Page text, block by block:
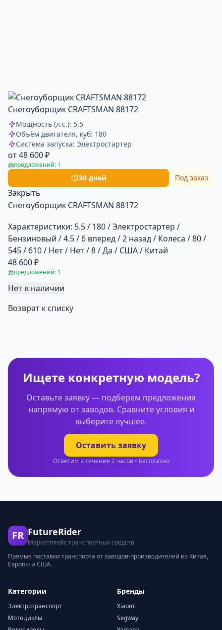
Снегоуборщик CRAFTSMAN 88172
Мощность (л.с.): 5.5
Объём двигателя, куб: 180
Система запуска: Электростартер
от 48 600 ₽
предложений: 1
30 дней Под заказ
Закрыть
Снегоуборщик CRAFTSMAN 88172
Характеристики: 5.5 / 180 / Электростартер /
Бензиновый / 4.5 / 6 вперед / 2 назад / Колеса / 80 /
545 / 610 / Нет / Нет / 8 / Да / США / Китай
48 600 ₽
предложений: 1
Нет в наличии
Возврат к списку
Ищете конкретную модель?
Оставьте заявку — подберем предложения
напрямую от заводов. Сравните условия и
выберите лучшее.
Оставить заявку
Ответим в течение 2 часов • Бесплатно
FR FutureRider
Маркетплейс транспортных средств
Прямые поставки транспорта от заводов-производителей из Китая,
Европы и США.
Категории
Электротранспорт
Мотоциклы
Бренды
Xiaomi
Segway